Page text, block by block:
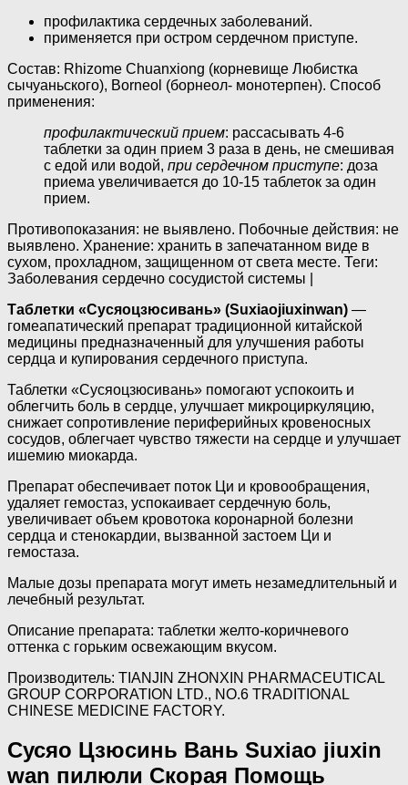
профилактика сердечных заболеваний.
применяется при остром сердечном приступе.
Состав: Rhizome Chuanxiong (корневище Любистка
сычуаньского), Borneol (борнеол- монотерпен). Способ
применения:
профилактический прием: рассасывать 4-6
таблетки за один прием 3 раза в день, не смешивая
с едой или водой, при сердечном приступе: доза
приема увеличивается до 10-15 таблеток за один
прием.
Противопоказания: не выявлено. Побочные действия: не
выявлено. Хранение: хранить в запечатанном виде в
сухом, прохладном, защищенном от света месте. Теги:
Заболевания сердечно сосудистой системы |
Таблетки «Сусяоцзюсивань» (Suxiaojiuxinwan) —
гомеапатический препарат традиционной китайской
медицины предназначенный для улучшения работы
сердца и купирования сердечного приступа.
Таблетки «Сусяоцзюсивань» помогают успокоить и
облегчить боль в сердце, улучшает микроциркуляцию,
снижает сопротивление периферийных кровеносных
сосудов, облегчает чувство тяжести на сердце и улучшает
ишемию миокарда.
Препарат обеспечивает поток Ци и кровообращения,
удаляет гемостаз, успокаивает сердечную боль,
увеличивает объем кровотока коронарной болезни
сердца и стенокардии, вызванной застоем Ци и
гемостаза.
Малые дозы препарата могут иметь незамедлительный и
лечебный результат.
Описание препарата: таблетки желто-коричневого
оттенка с горьким освежающим вкусом.
Производитель: TIANJIN ZHONXIN PHARMACEUTICAL
GROUP CORPORATION LTD., NO.6 TRADITIONAL
CHINESE MEDICINE FACTORY.
Сусяо Цзюсинь Вань Suxiao jiuxin
wan пилюли Скорая Помощь